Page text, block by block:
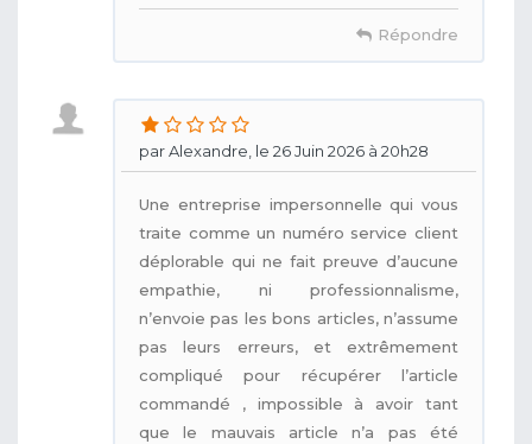
Répondre
par Alexandre, le 26 Juin 2026 à 20h28
Une entreprise impersonnelle qui vous
traite comme un numéro service client
déplorable qui ne fait preuve d’aucune
empathie, ni professionnalisme,
n’envoie pas les bons articles, n’assume
pas leurs erreurs, et extrêmement
compliqué pour récupérer l’article
commandé , impossible à avoir tant
que le mauvais article n’a pas été